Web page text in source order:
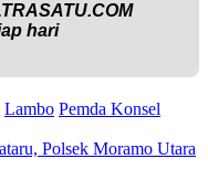
hari
Lambo Pemda Konsel
Polsek Moramo Utara